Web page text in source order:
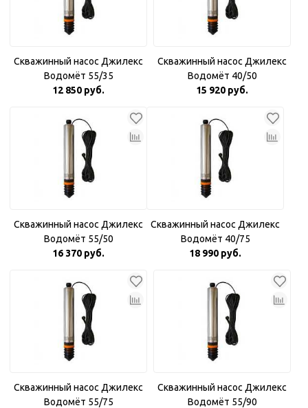
Скважинный насос Джилекс
Водомёт 55/35
12 850 руб.
Скважинный насос Джилекс
Водомёт 40/50
15 920 руб.
Скважинный насос Джилекс
Водомёт 55/50
16 370 руб.
Скважинный насос Джилекс
Водомёт 40/75
18 990 руб.
Скважинный насос Джилекс
Водомёт 55/75
Скважинный насос Джилекс
Водомёт 55/90